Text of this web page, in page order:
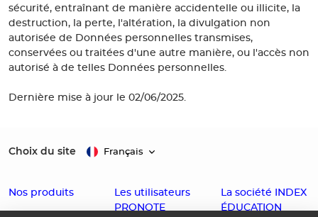
sécurité, entraînant de manière accidentelle ou illicite, la
destruction, la perte, l'altération, la divulgation non
autorisée de Données personnelles transmises,
conservées ou traitées d'une autre manière, ou l'accès non
autorisé à de telles Données personnelles.
Dernière mise à jour le 02/06/2025.
Choix du site Français
Nos produits
Les utilisateurs
PRONOTE
La société INDEX
ÉDUCATION